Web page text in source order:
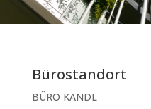
Bürostandort
BÜRO KANDL